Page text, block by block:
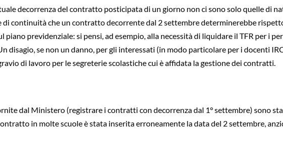
decorrenza del contratto posticipata di un giorno non ci sono solo quelle di
continuità che un contratto decorrente dal 2 settembre determinerebbe
previdenziale: si pensi, ad esempio, alla necessità di liquidare il TFR per i
disagio, se non un danno, per gli interessati (in modo particolare per i docenti
di lavoro per le segreterie scolastiche cui è affidata la gestione dei contratti.
dal Ministero (registrare i contratti con decorrenza dal 1° settembre) sono
in molte scuole è stata inserita erroneamente la data del 2 settembre,